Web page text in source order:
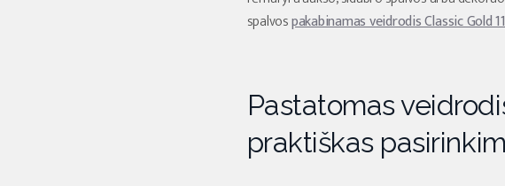
spalvospakabinamas veidrodis Classic Gold 11
Pastatomas
praktiškas